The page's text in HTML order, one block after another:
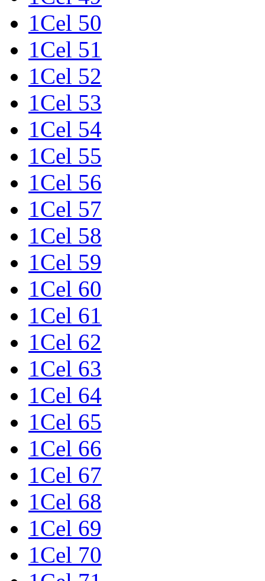
1Cel 50
1Cel 51
1Cel 52
1Cel 53
1Cel 54
1Cel 55
1Cel 56
1Cel 57
1Cel 58
1Cel 59
1Cel 60
1Cel 61
1Cel 62
1Cel 63
1Cel 64
1Cel 65
1Cel 66
1Cel 67
1Cel 68
1Cel 69
1Cel 70